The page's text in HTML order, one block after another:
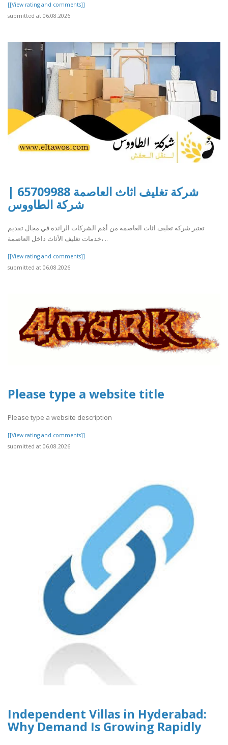
[[View rating and comments]]
submitted at 06.08.2026
شركة تغليف اثاث العاصمة 65709988 |
شركة الطاووس
تعتبر شركة تغليف اثاث العاصمة من أهم الشركات الرائدة في مجال تقديم
خدمات تغليف الأثاث داخل العاصمة، ..
[[View rating and comments]]
submitted at 06.08.2026
Please type a website title
Please type a website description
[[View rating and comments]]
submitted at 06.08.2026
Independent Villas in Hyderabad:
Why Demand Is Growing Rapidly